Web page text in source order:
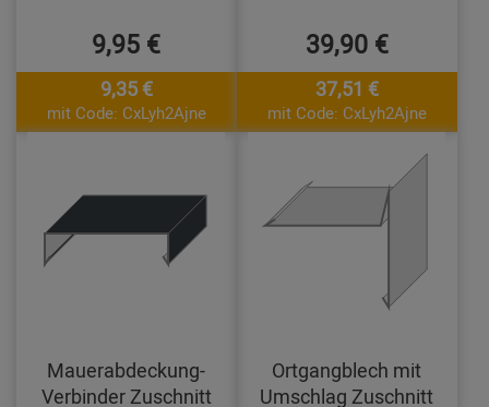
9,95 €
9,35 €
mit Code: CxLyh2Ajne
39,90 €
37,51 €
mit Code: CxLyh2Ajne
Mauerabdeckung-
Verbinder Zuschnitt
Ortgangblech mit
Umschlag Zuschnitt